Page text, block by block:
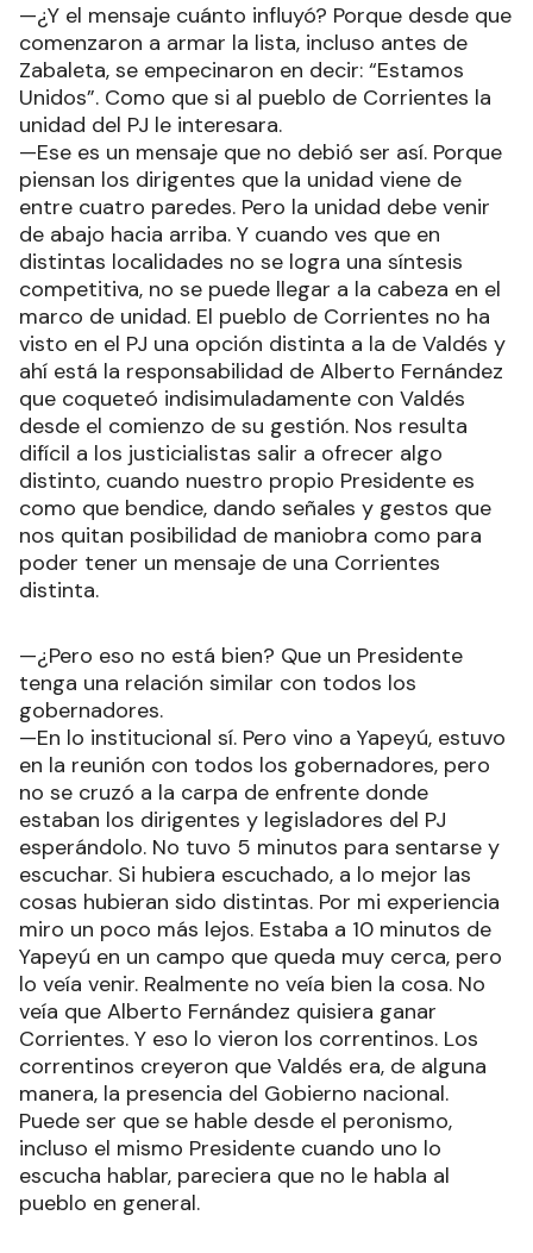
—¿Y el mensaje cuánto influyó? Porque desde que
comenzaron a armar la lista, incluso antes de
Zabaleta, se empecinaron en decir: “Estamos
Unidos”. Como que si al pueblo de Corrientes la
unidad del PJ le interesara.
—Ese es un mensaje que no debió ser así. Porque
piensan los dirigentes que la unidad viene de
entre cuatro paredes. Pero la unidad debe venir
de abajo hacia arriba. Y cuando ves que en
distintas localidades no se logra una síntesis
competitiva, no se puede llegar a la cabeza en el
marco de unidad. El pueblo de Corrientes no ha
visto en el PJ una opción distinta a la de Valdés y
ahí está la responsabilidad de Alberto Fernández
que coqueteó indisimuladamente con Valdés
desde el comienzo de su gestión. Nos resulta
difícil a los justicialistas salir a ofrecer algo
distinto, cuando nuestro propio Presidente es
como que bendice, dando señales y gestos que
nos quitan posibilidad de maniobra como para
poder tener un mensaje de una Corrientes
distinta.
—¿Pero eso no está bien? Que un Presidente
tenga una relación similar con todos los
gobernadores.
—En lo institucional sí. Pero vino a Yapeyú, estuvo
en la reunión con todos los gobernadores, pero
no se cruzó a la carpa de enfrente donde
estaban los dirigentes y legisladores del PJ
esperándolo. No tuvo 5 minutos para sentarse y
escuchar. Si hubiera escuchado, a lo mejor las
cosas hubieran sido distintas. Por mi experiencia
miro un poco más lejos. Estaba a 10 minutos de
Yapeyú en un campo que queda muy cerca, pero
lo veía venir. Realmente no veía bien la cosa. No
veía que Alberto Fernández quisiera ganar
Corrientes. Y eso lo vieron los correntinos. Los
correntinos creyeron que Valdés era, de alguna
manera, la presencia del Gobierno nacional.
Puede ser que se hable desde el peronismo,
incluso el mismo Presidente cuando uno lo
escucha hablar, pareciera que no le habla al
pueblo en general.